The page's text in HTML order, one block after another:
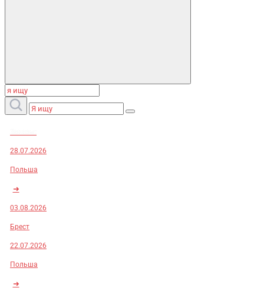
28.07.2026
Польша
➜
03.08.2026
Брест
22.07.2026
Польша
➜